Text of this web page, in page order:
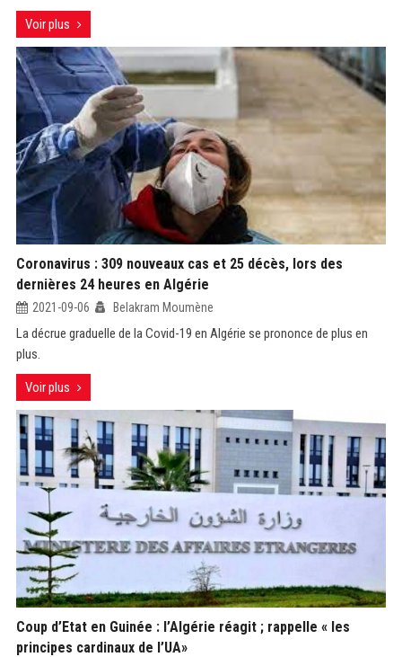
Voir plus
Coronavirus : 309 nouveaux cas et 25 décès, lors des
dernières 24 heures en Algérie
2021-09-06 Belakram Moumène
La décrue graduelle de la Covid-19 en Algérie se prononce de plus en
plus.
Voir plus
Coup d’Etat en Guinée : l’Algérie réagit ; rappelle « les
principes cardinaux de l’UA»